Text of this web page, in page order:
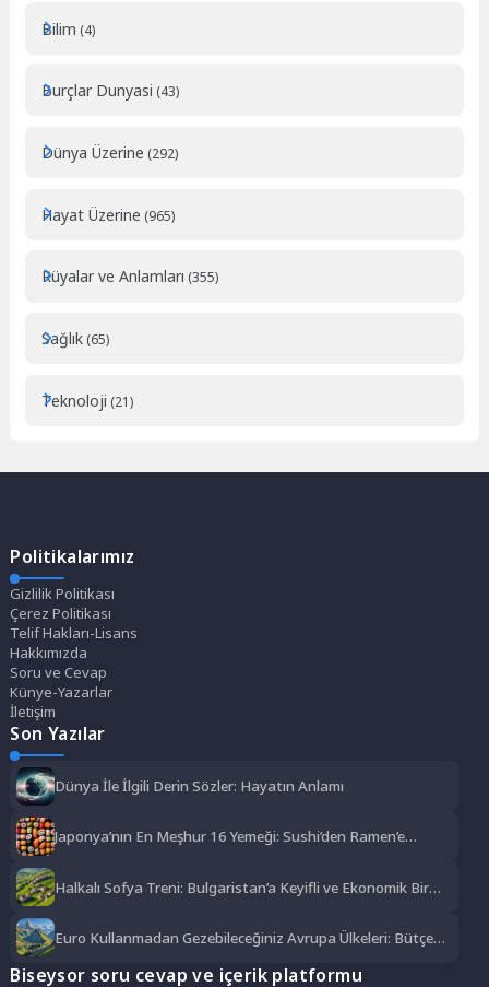
Bilim (4)
Burçlar Dunyasi (43)
Dünya Üzerine (292)
Hayat Üzerine (965)
Rüyalar ve Anlamları (355)
Sağlık (65)
Teknoloji (21)
Politikalarımız
Gizlilik Politikası
Çerez Politikası
Telif Hakları-Lisans
Hakkımızda
Soru ve Cevap
Künye-Yazarlar
İletişim
Son Yazılar
Dünya İle İlgili Derin Sözler: Hayatın Anlamı
Japonya’nın En Meşhur 16 Yemeği: Sushi’den Ramen’e
Halkalı Sofya Treni: Bulgaristan’a Keyifli ve Ekonomik Bir
Euro Kullanmadan Gezebileceğiniz Avrupa Ülkeleri: Bütçe
Biseysor soru cevap ve içerik platformu